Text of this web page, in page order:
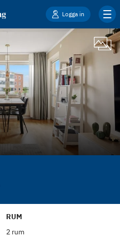
Logga in
RUM
2 rum